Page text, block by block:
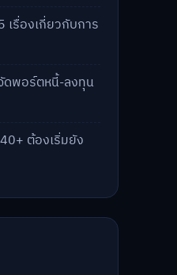
เรื่องเกี่ยวกับการ
ดพอร์ตหนี้-ลงทุน
ต้องเริ่มยัง